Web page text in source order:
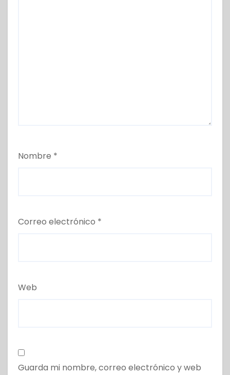
Nombre *
Correo electrónico *
Web
Guarda mi nombre, correo electrónico y web